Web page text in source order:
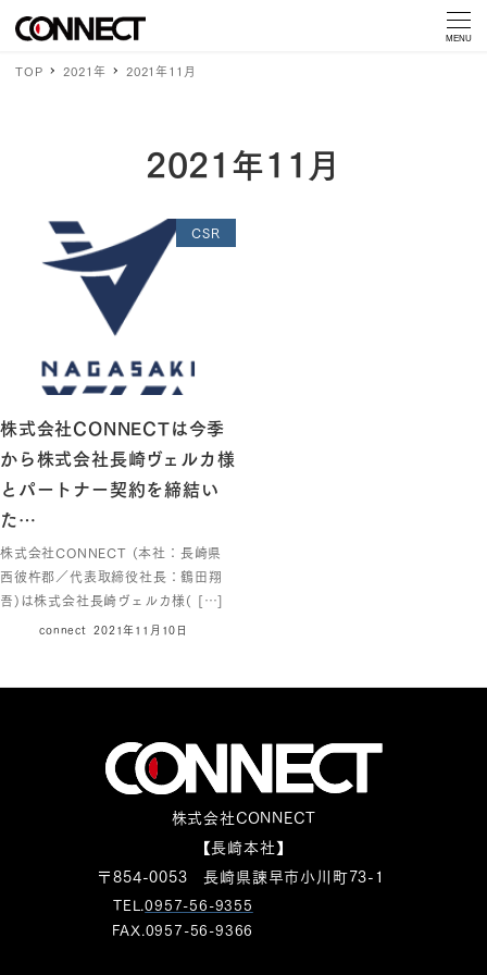
MENU
TOP 2021年 2021年11月
2021年11月
CSR
株式会社CONNECTは今季
から株式会社長崎ヴェルカ様
とパートナー契約を締結い
た…
株式会社CONNECT (本社：長崎県
西彼杵郡／代表取締役社長：鶴田翔
吾)は株式会社長崎ヴェルカ様( […]
connect 2021年11月10日
株式会社CONNECT
【長崎本社】
〒854-0053 長崎県諫早市小川町73-1
TEL.0957-56-9355
FAX.0957-56-9366